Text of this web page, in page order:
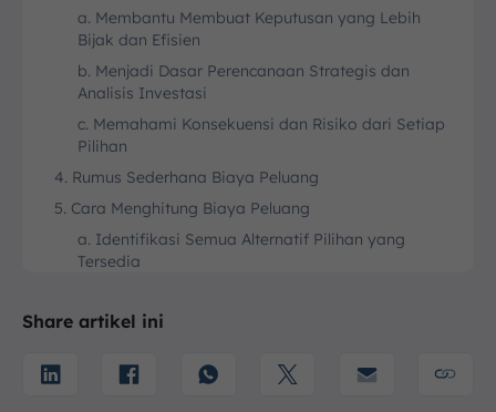
a. Membantu Membuat Keputusan yang Lebih
Bijak dan Efisien
b. Menjadi Dasar Perencanaan Strategis dan
Analisis Investasi
c. Memahami Konsekuensi dan Risiko dari Setiap
Pilihan
4. Rumus Sederhana Biaya Peluang
5. Cara Menghitung Biaya Peluang
a. Identifikasi Semua Alternatif Pilihan yang
Tersedia
masing Alternatif
d. Hitung Selisih Nilainya dengan Alternatif Terbaik
Share artikel ini